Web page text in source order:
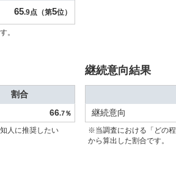
65.9点（第5位）
。
割合
66.7％
人に推奨したい
継続意向結果
継続意向
※当調査における「どの
から算出した割合です。